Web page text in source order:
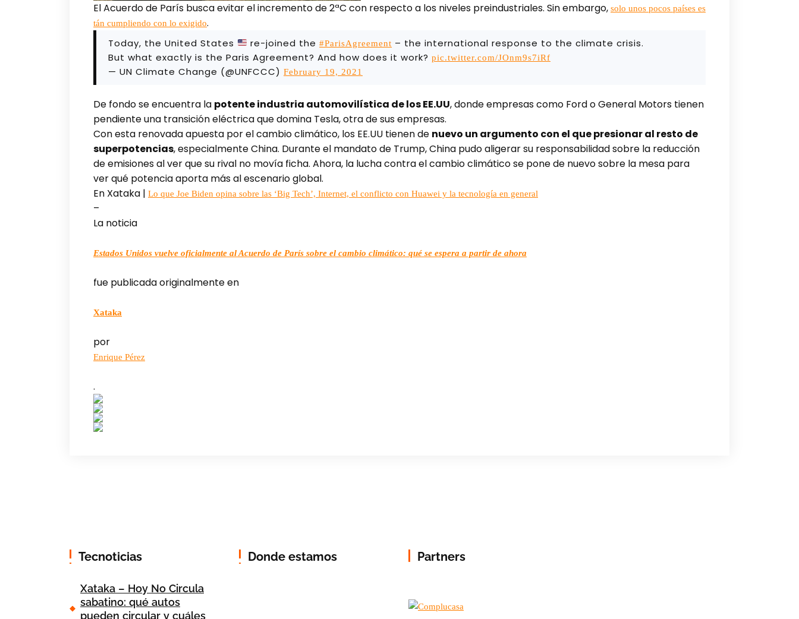
El Acuerdo de París busca evitar el incremento de 2ªC con respecto a los niveles preindustriales. Sin embargo, solo unos pocos países es
tán cumpliendo con lo exigido.
Today, the United States re-joined the#ParisAgreement – the international response to the climate crisis.
But what exactly is the Paris Agreement? And how does it work? pic.twitter.com/JOnm9s7iRf
— UN Climate Change (@UNFCCC) February 19, 2021
De fondo se encuentra la potente industria automovilística de los EE.UU, donde empresas como Ford o General Motors tienen
pendiente una transición eléctrica que domina Tesla, otra de sus empresas.
Con esta renovada apuesta por el cambio climático, los EE.UU tienen de nuevo un argumento con el que presionar al resto de
superpotencias, especialmente China. Durante el mandato de Trump, China pudo aligerar su responsabilidad sobre la reducción
de emisiones al ver que su rival no movía ficha. Ahora, la lucha contra el cambio climático se pone de nuevo sobre la mesa para
ver qué potencia aporta más al escenario global.
En Xataka | Lo que Joe Biden opina sobre las ‘Big Tech’, Internet, el conflicto con Huawei y la tecnología en general
–
La noticia
Estados Unidos vuelve oficialmente al Acuerdo de París sobre el cambio climático: qué se espera a partir de ahora
fue publicada originalmente en
Xataka
por
Enrique Pérez
.
Tecnoticias
Xataka – Hoy No Circula
sabatino: qué autos
pueden circular y cuáles
Donde estamos Partners